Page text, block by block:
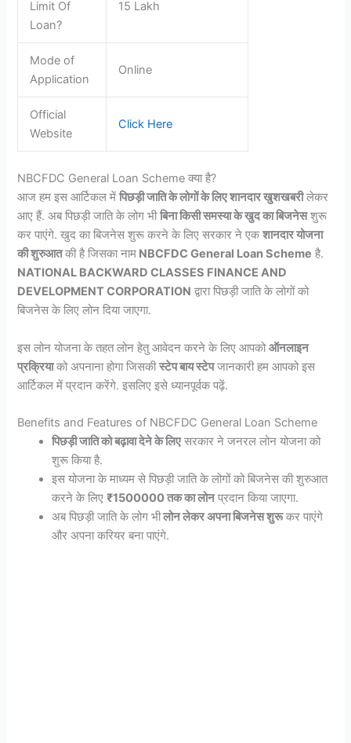
Limit Of
Loan?
15 Lakh
Mode of
Application
Online
Official
Website
Click Here
NBCFDC General Loan Scheme क्या है?
आज हम इस आर्टिकल मेंपिछड़ी जाति के लोगों के लिए शानदार खुशखबरीलेकर
आए हैं. अब पिछड़ी जाति के लोग भीबिना किसी समस्या के खुद का बिजनेसशुरू
कर पाएंगे. खुद का बिजनेस शुरू करने के लिए सरकार ने एकशानदार योजना
की शुरुआतकी है जिसका नाम NBCFDC General Loan Scheme है.
NATIONAL BACKWARD CLASSES FINANCE AND
DEVELOPMENT CORPORATION द्वारा पिछड़ी जाति के लोगों को
बिजनेस के लिए लोन दिया जाएगा.
इस लोन योजना के तहत लोन हेतु आवेदन करने के लिए आपकोऑनलाइन
प्रक्रियाको अपनाना होगा जिसकीस्टेप बाय स्टेपजानकारी हम आपको इस
आर्टिकल में प्रदान करेंगे. इसलिए इसे ध्यानपूर्वक पढ़ें.
Benefits and Features of NBCFDC General Loan Scheme
पिछड़ी जाति को बढ़ावा देने के लिएसरकार ने जनरल लोन योजना को
शुरू किया है.
इस योजना के माध्यम से पिछड़ी जाति के लोगों को बिजनेस की शुरुआत
करने के लिए₹1500000 तक का लोनप्रदान किया जाएगा.
अब पिछड़ी जाति के लोग भीलोन लेकर अपना बिजनेस शुरूकर पाएंगे
और अपना करियर बना पाएंगे.